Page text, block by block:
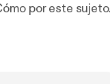
por este sujeto
atentado… ¡a una